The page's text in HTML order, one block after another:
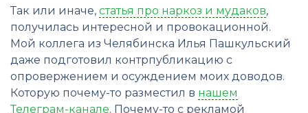
Так или иначе, статья про наркоз и мудаков,
получилась интересной и провокационной.
Мой коллега из Челябинска Илья Пашкульский
даже подготовил контрпубликацию с
опровержением и осуждением моих доводов.
Которую почему-то разместил в нашем
Телеграм-канале. Почему-то с рекламой